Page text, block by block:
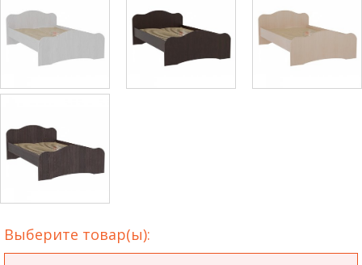
Выберите товар(ы):